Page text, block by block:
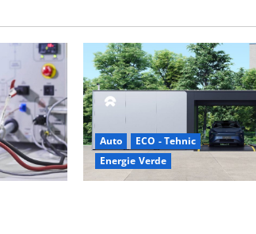
Auto
ECO - Tehnic
Energie Verde